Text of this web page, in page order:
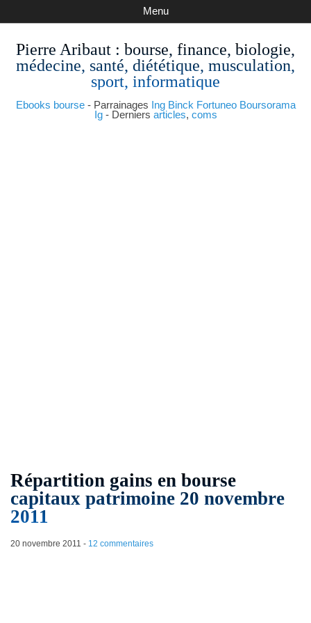
Pierre Aribaut : bourse, finance, biologie,
médecine, santé, diététique, musculation,
sport, informatique
Ebooks bourse- Parrainages Ing Binck Fortuneo Boursorama
Ig- Derniers articles, coms
Menu
Répartition gains en bourse
capitaux patrimoine 20 novembre
2011
20 novembre 2011 - 12 commentaires